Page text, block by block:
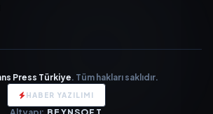
Press Türkiye. Tüm hakları saklıdır.
HABER YAZILIMI